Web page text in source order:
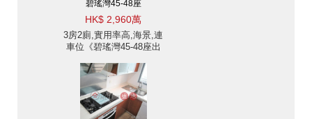
碧瑤灣45-48座
HK$ 2,960萬
3房2廁,實用率高,海景,連
車位《碧瑤灣45-48座出